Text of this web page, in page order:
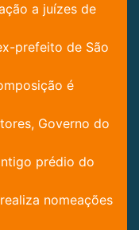
a juízes de
prefeito de São
é
Governo do
prédio do
nomeações